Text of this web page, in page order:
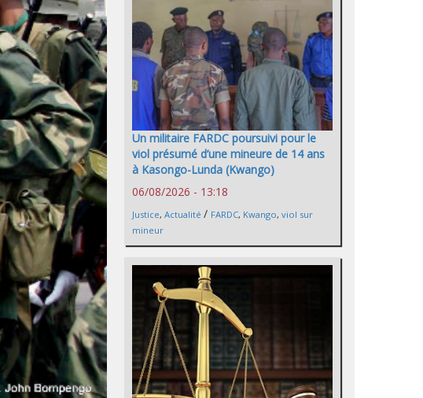
Un militaire FARDC poursuivi pour le
viol présumé d’une mineure de 14 ans
à Kasongo-Lunda (Kwango)
06/08/2026 - 13:18
Justice, Actualité / FARDC, Kwango, viol sur
mineur